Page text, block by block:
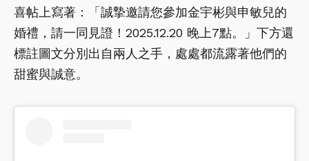
喜帖上寫著：「誠摯邀請您參加金宇彬與申敏兒的
婚禮，請一同見證！2025.12.20 晚上7點。」下方還
標註圖文分別出自兩人之手，處處都流露著他們的
甜蜜與誠意。